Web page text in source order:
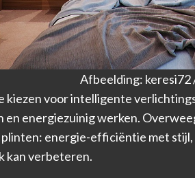
Afbeelding: keresi72
kiezen voor intelligente
en energiezuinig werken.
plinten: energie-efficiëntie met stijl
kan verbeteren.